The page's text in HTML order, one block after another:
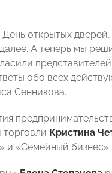
открытых
А теперь мы
обо всех
Сенникова.
Кристина
и «Семейный бизнес».